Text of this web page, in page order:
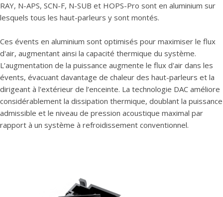
RAY, N-APS, SCN-F, N-SUB et HOPS-Pro sont en aluminium sur
lesquels tous les haut-parleurs y sont montés.
Ces évents en aluminium sont optimisés pour maximiser le flux
d'air, augmentant ainsi la capacité thermique du système.
L’augmentation de la puissance augmente le flux d'air dans les
évents, évacuant davantage de chaleur des haut-parleurs et la
dirigeant à l'extérieur de l’enceinte. La technologie DAC améliore
considérablement la dissipation thermique, doublant la puissance
admissible et le niveau de pression acoustique maximal par
rapport à un système à refroidissement conventionnel.